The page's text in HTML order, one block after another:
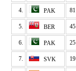
4. PAK 81
5. BER 45
6. PAK 25
7. SVK 19